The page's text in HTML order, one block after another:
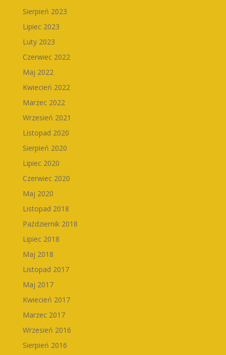
Sierpień 2023
Lipiec 2023
Luty 2023
Czerwiec 2022
Maj 2022
Kwiecień 2022
Marzec 2022
Wrzesień 2021
Listopad 2020
Sierpień 2020
Lipiec 2020
Czerwiec 2020
Maj 2020
Listopad 2018
Październik 2018
Lipiec 2018
Maj 2018
Listopad 2017
Maj 2017
Kwiecień 2017
Marzec 2017
Wrzesień 2016
Sierpień 2016